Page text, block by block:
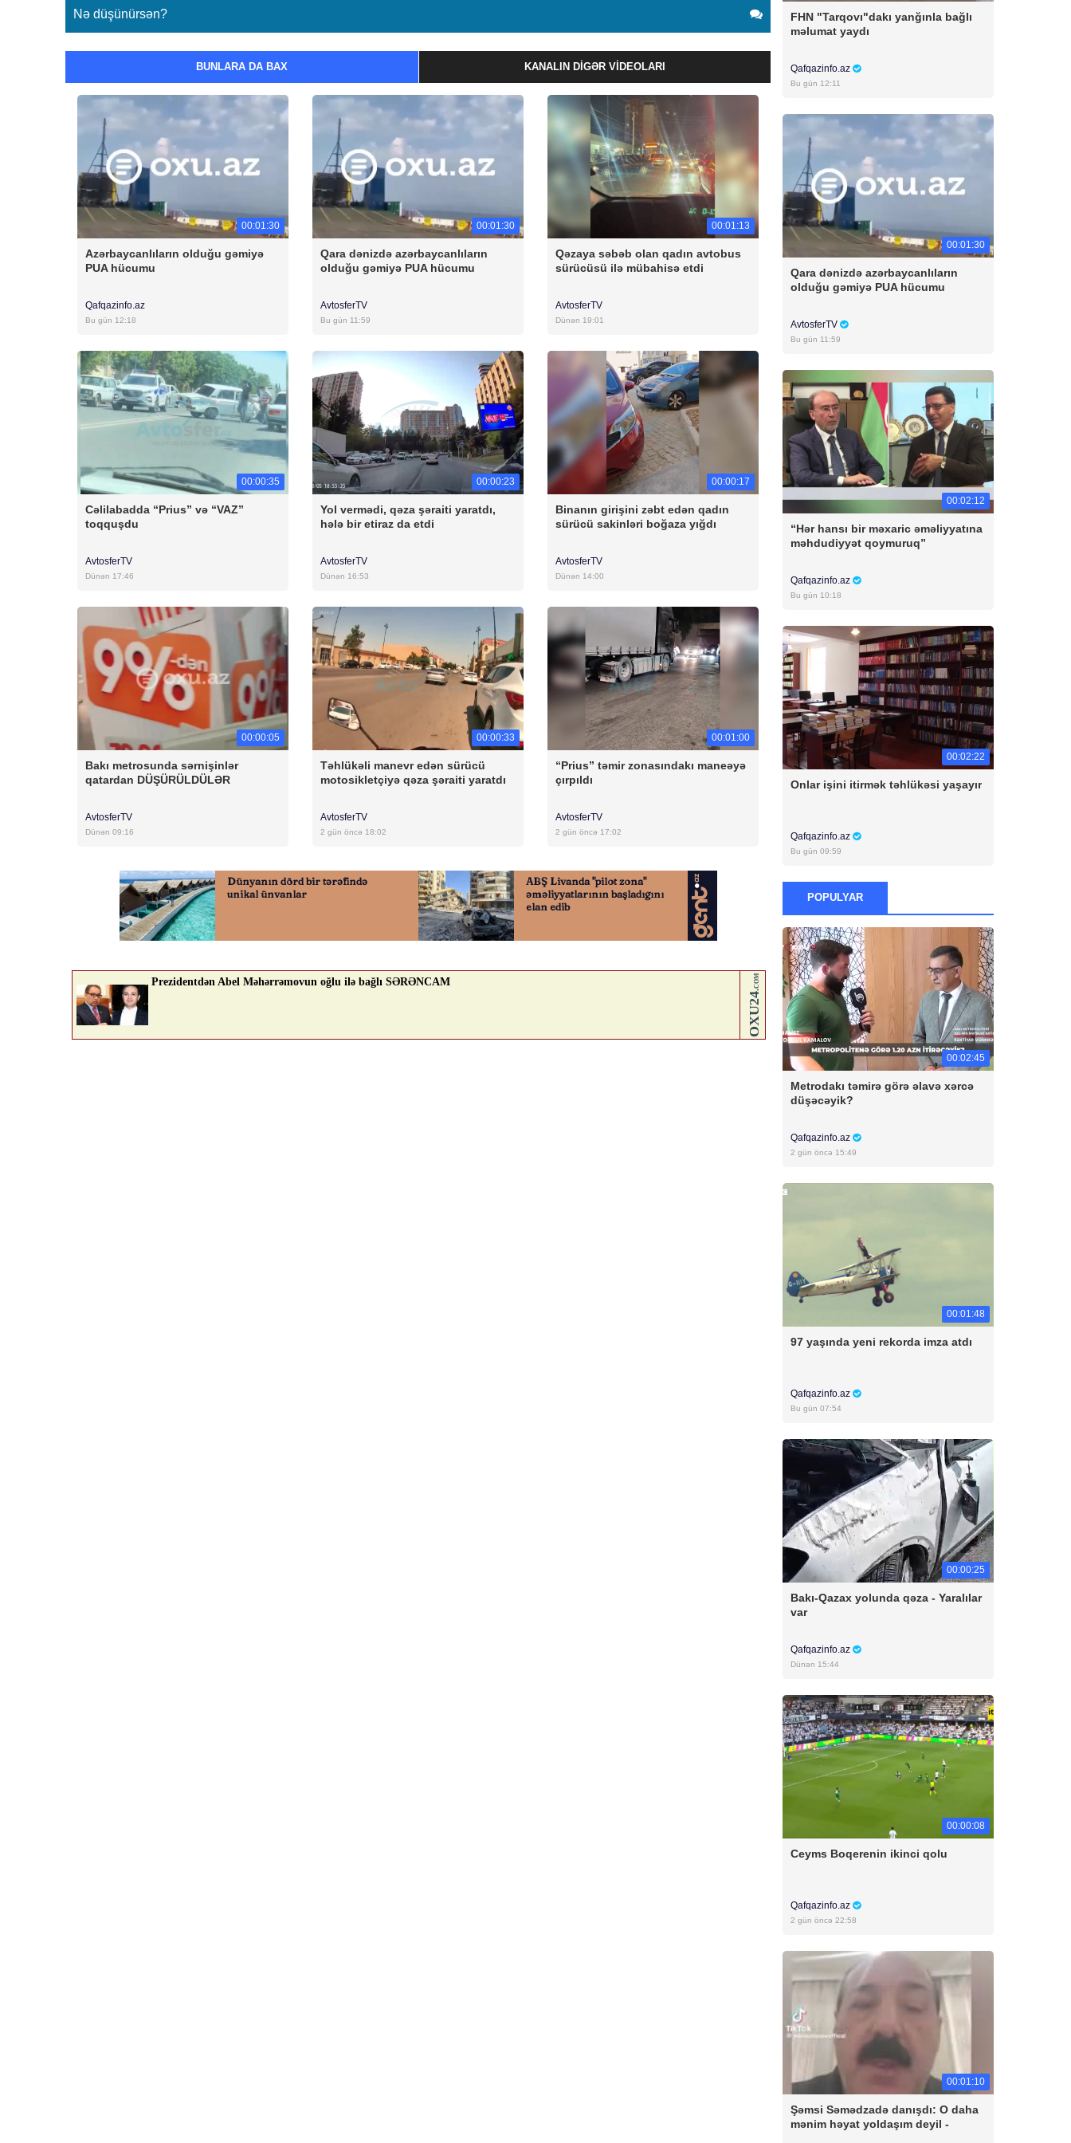
Nə düşünürsən?
BUNLARA DA BAX KANALIN DIGƏR VIDEOLARI
00:01:30
Azərbaycanlıların olduğu gəmiyə
PUA hücumu
Qafqazinfo.az
Bu gün 12:18
00:01:30
Qara dənizdə azərbaycanlıların
olduğu gəmiyə PUA hücumu
AvtosferTV
Bu gün 11:59
00:01:13
Qəzaya səbəb olan qadın avtobus
sürücüsü ilə mübahisə etdi
AvtosferTV
Dünən 19:01
00:00:35
Cəlilabadda “Prius” və “VAZ”
toqquşdu
AvtosferTV
Dünən 17:46
00:00:23
Yol vermədi, qəza şəraiti yaratdı,
hələ bir etiraz da etdi
AvtosferTV
Dünən 16:53
00:00:17
Binanın girişini zəbt edən qadın
sürücü sakinləri boğaza yığdı
AvtosferTV
Dünən 14:00
00:00:05
Bakı metrosunda sərnişinlər
qatardan DÜŞÜRÜLDÜLƏR
AvtosferTV
Dünən 09:16
00:00:33
Təhlükəli manevr edən sürücü
motosikletçiyə qəza şəraiti yaratdı
AvtosferTV
2 gün öncə 18:02
00:01:00
“Prius” təmir zonasındakı maneəyə
çırpıldı
AvtosferTV
2 gün öncə 17:02
FHN "Tarqovı"dakı yanğınla bağlı
məlumat yaydı
Qafqazinfo.az
Bu gün 12:11
00:01:30
Qara dənizdə azərbaycanlıların
olduğu gəmiyə PUA hücumu
AvtosferTV
Bu gün 11:59
00:02:12
“Hər hansı bir məxaric əməliyyatına
məhdudiyyət qoymuruq”
Qafqazinfo.az
Bu gün 10:18
00:02:22
Onlar işini itirmək təhlükəsi yaşayır
Qafqazinfo.az
Bu gün 09:59
POPULYAR
00:02:45
Metrodakı təmirə görə əlavə xərcə
düşəcəyik?
Qafqazinfo.az
2 gün öncə 15:49
00:01:48
97 yaşında yeni rekorda imza atdı
Qafqazinfo.az
Bu gün 07:54
00:00:25
Bakı-Qazax yolunda qəza - Yaralılar
var
Qafqazinfo.az
Dünən 15:44
00:00:08
Ceyms Boqerenin ikinci qolu
Qafqazinfo.az
2 gün öncə 22:58
00:01:10
Şəmsi Səmədzadə danışdı: O daha
mənim həyat yoldaşım deyil -